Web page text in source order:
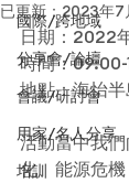
國際/跨地域
分享會/論壇
會議/研討會
用家/名人分享
培訓
已更新：2023年7
日期：2022
時間：
地點：海怡半
活動當中我
化、能源危